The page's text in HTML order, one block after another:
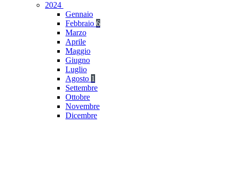
2024
Gennaio
Febbraio 6
Marzo
Aprile
Maggio
Giugno
Luglio
Agosto 1
Settembre
Ottobre
Novembre
Dicembre